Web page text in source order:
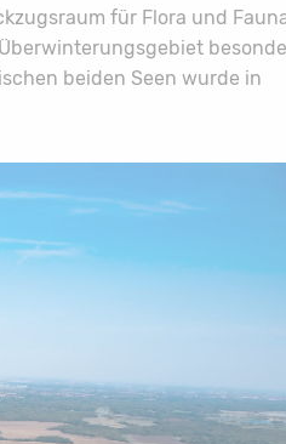
für Flora und
beiden Seen wurde in